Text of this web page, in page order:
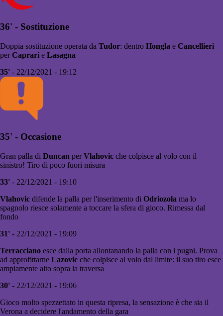
36' - Sostituzione
Doppia sostituzione operata da Tudor: dentro Hongla e Cancellieri
perCaprari e Lasagna
35' - 22/12/2021 - 19:12
35' - Occasione
Gran palla di Duncan perVlahovic che colpisce al volo con il
sinistro! Tiro di poco fuori misura
33' - 22/12/2021 - 19:10
Vlahovic difende la palla per l'inserimento di Odriozola ma lo
spagnolo riesce solamente a toccare la sfera di gioco. Rimessa dal
fondo
31' - 22/12/2021 - 19:09
Terracciano esce dalla porta allontanando la palla con i pugni. Prova
ad approfittarne Lazovic che colpisce al volo dal limite: il suo tiro esce
ampiamente alto sopra la traversa
30' - 22/12/2021 - 19:06
Gioco molto spezzettato in questa ripresa, la sensazione è che sia il
Verona a decidere l'andamento della gara